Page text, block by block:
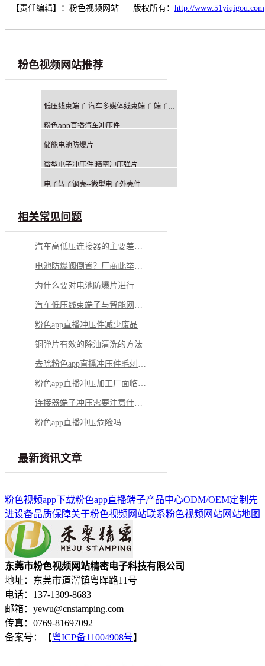
【责任编辑】： 粉色视频网站 版权所有： http://www.51yiqigou.com
粉色视频网站推荐
低压线束端子 汽车多媒体线束端子 端子冲压厂家
粉色app直播汽车冲压件
储能电池防爆片
微型电子冲压件 精密冲压弹片
电子转子钢壳--微型电子外壳件
相关常见问题
铜弹片有效的除油清洗的方法
粉色app直播冲压危险吗
最新资讯文章
粉色视频app下载粉色app直播端子产品中心ODM/OEM定制 先
进设备品质保障关于粉色视频网站联系粉色视频网站网站地图
东莞市粉色视频网站精密电子科技有限公司
地址：东莞市道滘镇粤晖路11号
电话：137-1309-8683
邮箱：yewu@cnstamping.com
传真：0769-81697092
备案号：【粤ICP备11004908号】